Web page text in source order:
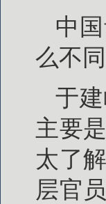
中
么不
于
主要
太了
层官